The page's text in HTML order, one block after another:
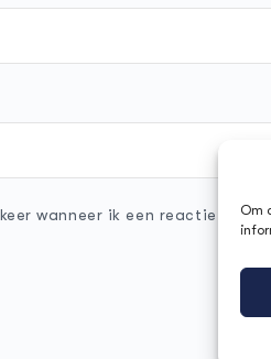
Om
wanneer ik een reactie